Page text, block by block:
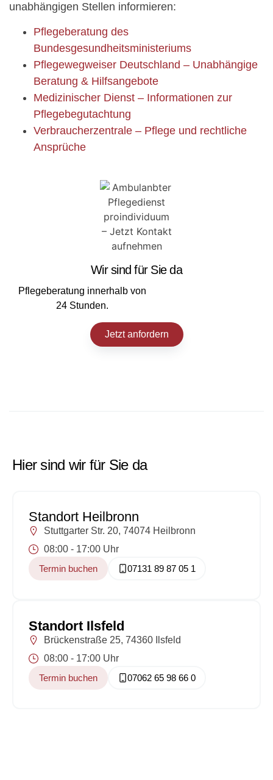
unabhängigen Stellen informieren:
Pflegeberatung des
Bundesgesundheitsministeriums
Pflegewegweiser Deutschland – Unabhängige
Beratung & Hilfsangebote
Medizinischer Dienst – Informationen zur
Pflegebegutachtung
Verbraucherzentrale – Pflege und rechtliche
Ansprüche
Wir sind für Sie da
Pflegeberatung innerhalb von
24 Stunden.
Jetzt anfordern
Hier sind wir für Sie da
Standort Heilbronn
Stuttgarter Str. 20, 74074 Heilbronn
08:00 - 17:00 Uhr
Termin buchen
07131 89 87 05 1
Standort Ilsfeld
Brückenstraße 25, 74360 Ilsfeld
08:00 - 17:00 Uhr
Termin buchen
07062 65 98 66 0